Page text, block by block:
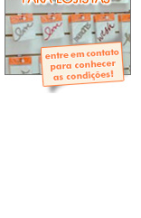
Álbuns
- Mini-Álbuns
- Páginas Mini
- Páginas Scrap
- Argolas